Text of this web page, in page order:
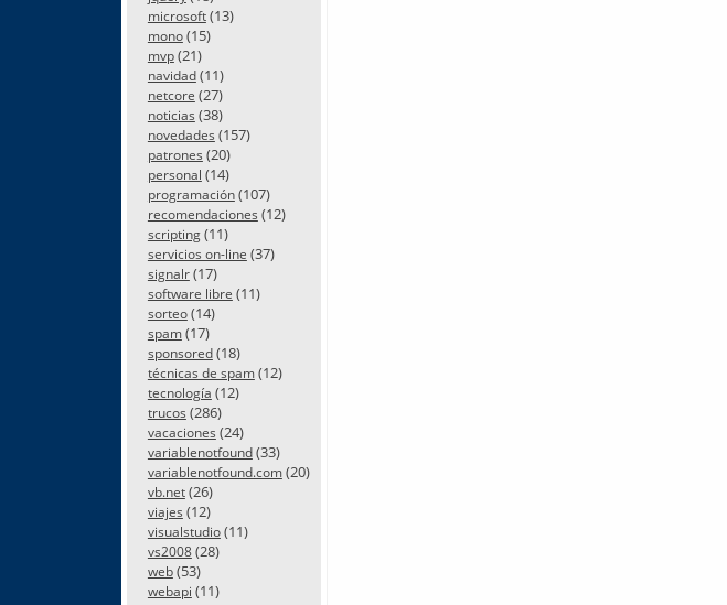
microsoft(13)
mono(15)
mvp(21)
navidad(11)
netcore (27)
noticias (38)
novedades (157)
patrones (20)
personal (14)
programación(107)
recomendaciones (12)
scripting(11)
servicios on-line (37)
signalr(17)
software libre (11)
sorteo(14)
spam(17)
sponsored(18)
técnicas de spam(12)
tecnología (12)
trucos (286)
vacaciones (24)
variablenotfound(33)
variablenotfound.com(20)
vb.net(26)
viajes (12)
visualstudio(11)
vs2008(28)
web(53)
webapi (11)